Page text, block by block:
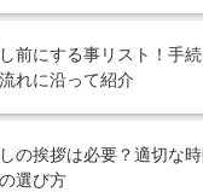
前にする事リスト！手
れに沿って紹介
の挨拶は必要？適切な
選び方